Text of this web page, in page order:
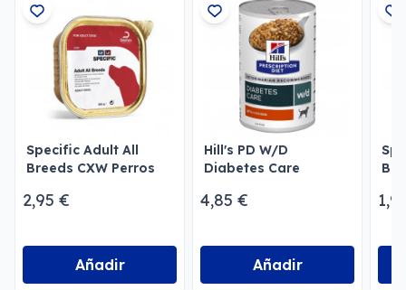
Specific Adult All
Breeds CXW Perros
2,95 €
Añadir
Hill's PD W/D
Diabetes Care
Perros
4,85 €
Añadir